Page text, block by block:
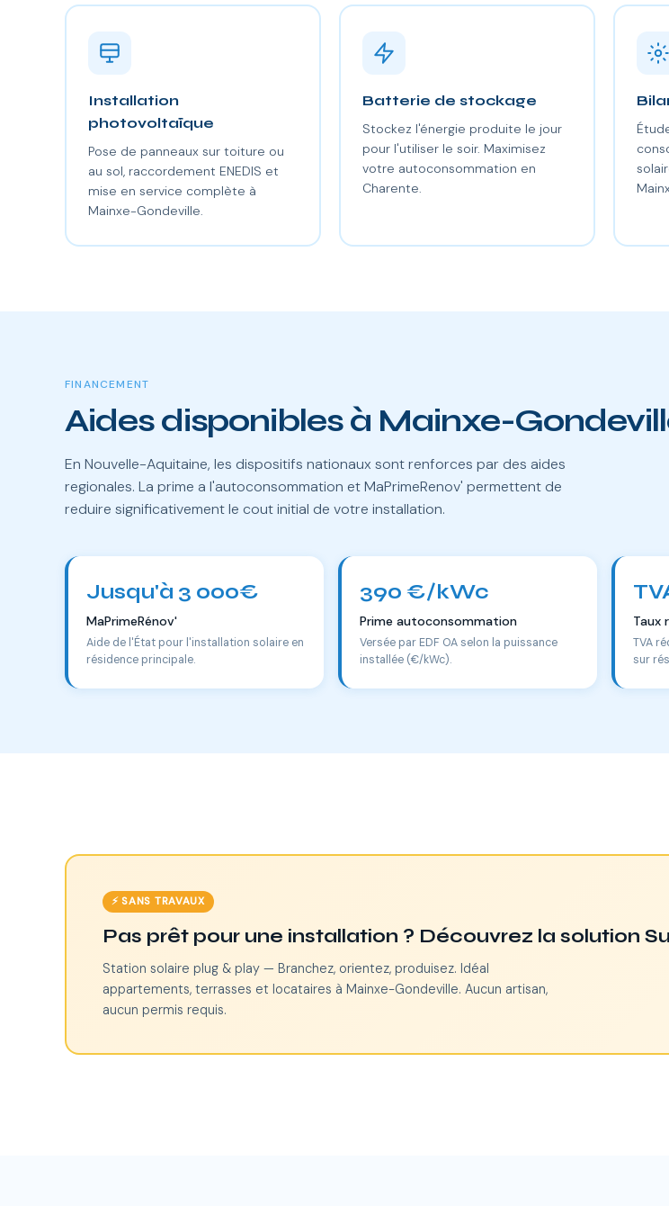
Installation
photovoltaïque
Pose de panneaux sur toiture ou
au sol, raccordement ENEDIS et
mise en service complète à
Mainxe-Gondeville.
Batterie de stockage
Stockez l'énergie produite le jour
pour l'utiliser le soir. Maximisez
votre autoconsommation en
Charente.
FINANCEMENT
Aides disponibles à Mainxe-
En Nouvelle-Aquitaine, les dispositifs nationaux sont renforces par des aides
regionales. La prime a l'autoconsommation et MaPrimeRenov' permettent de
reduire significativement le cout initial de votre installation.
Jusqu'à 3 000€
MaPrimeRénov'
Aide de l'État pour l'installation solaire en
résidence principale.
390 €/kWc
Prime autoconsommation
Versée par EDF OA selon la puissance
installée (€/kWc).
Taux
TVA
sur
⚡ SANS TRAVAUX
Pas prêt pour une installation ? Découvrez la solution
Station solaire plug & play — Branchez, orientez, produisez. Idéal
appartements, terrasses et locataires à Mainxe-Gondeville. Aucun artisan,
aucun permis requis.